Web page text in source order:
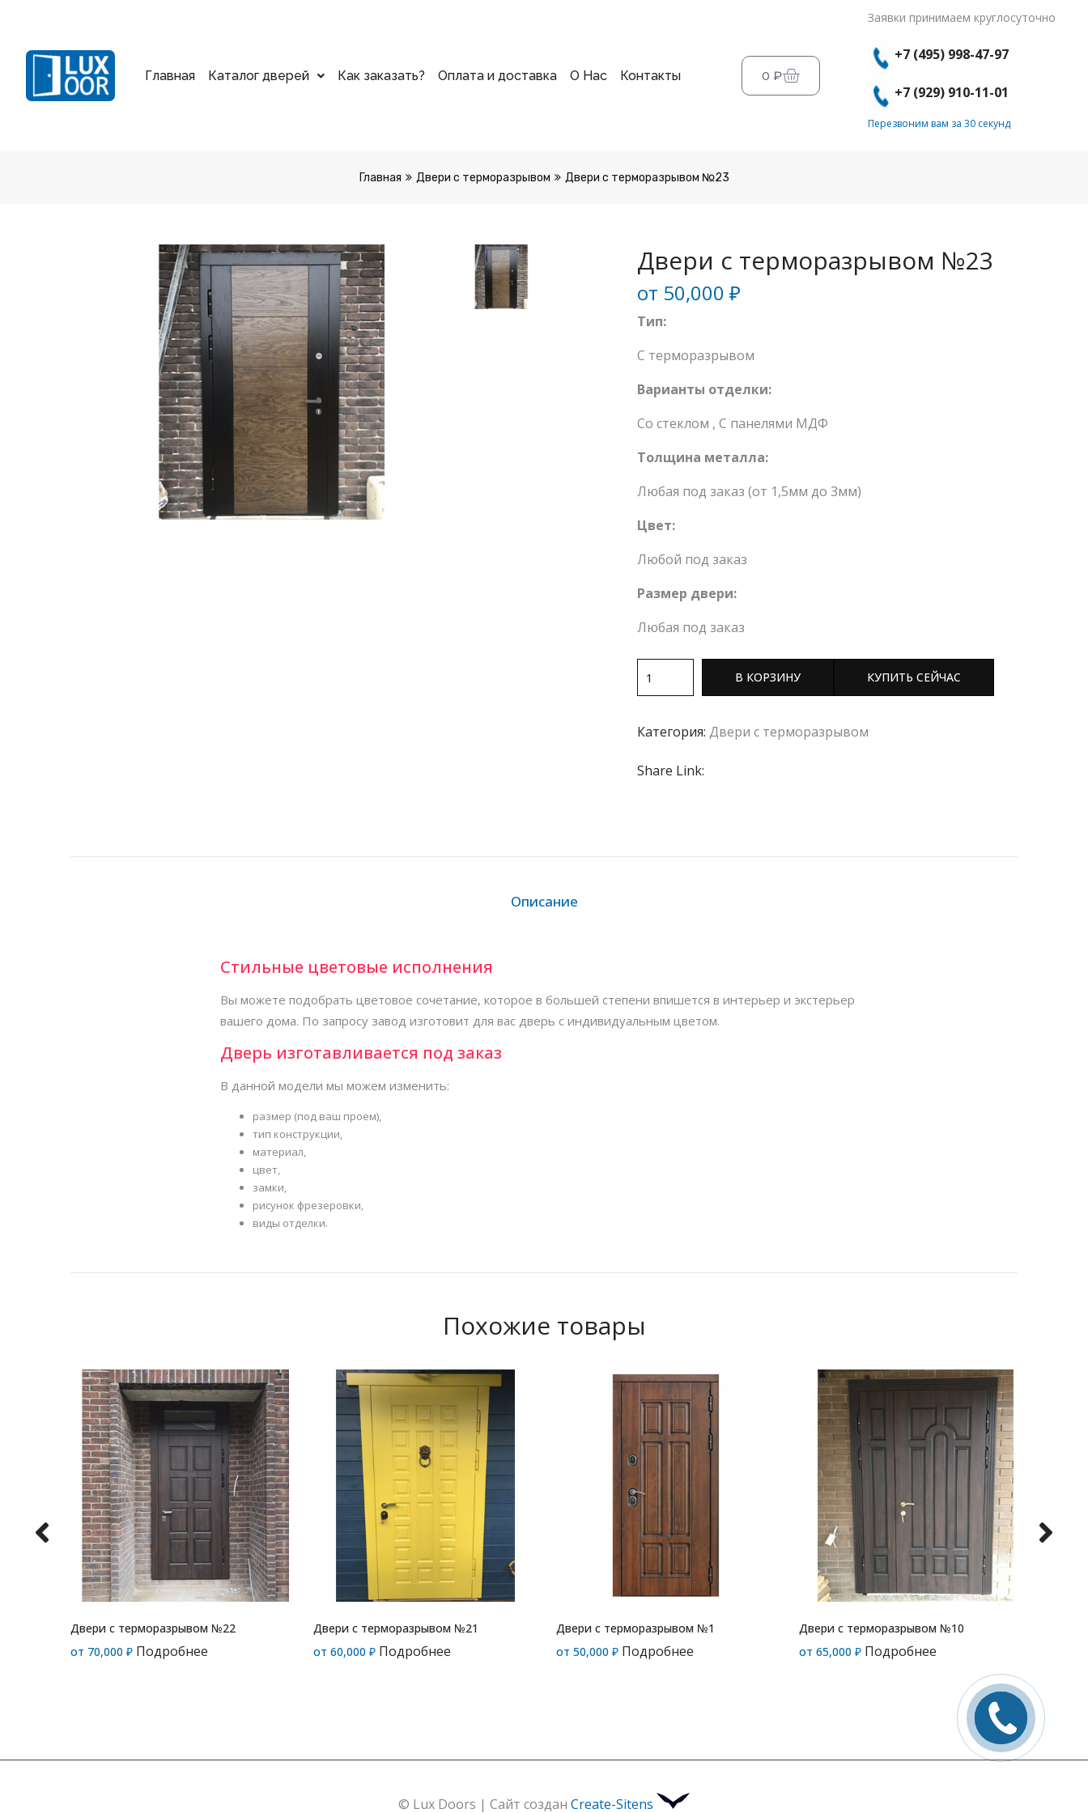
Главная Каталог дверей Как заказать? Оплата и доставка О Нас Контакты 0 ₽
Заявки принимаем круглосуточно
+7 (495) 998-47-97
+7 (929) 910-11-01
Перезвоним вам за 30 секунд
Главная Двери с терморазрывом Двери с терморазрывом №23
Двери с терморазрывом №23
от 50,000 ₽
Тип:
С терморазрывом
Варианты отделки:
Со стеклом , С панелями МДФ
Толщина металла:
Любая под заказ (от 1,5мм до 3мм)
Цвет:
Любой под заказ
Размер двери:
Любая под заказ
В КОРЗИНУ КУПИТЬ СЕЙЧАС
Категория: Двери с терморазрывом
Share Link:
Описание
Стильные цветовые исполнения
Вы можете подобрать цветовое сочетание, которое в большей степени впишется в интерьер и экстерьер
вашего дома. По запросу завод изготовит для вас дверь с индивидуальным цветом.
Дверь изготавливается под заказ
В данной модели мы можем изменить:
размер (под ваш проем),
тип конструкции,
материал,
цвет,
замки,
рисунок фрезеровки,
виды отделки.
Похожие товары
Двери с терморазрывом №22
от 70,000 ₽ Подробнее
Двери с терморазрывом №21
от 60,000 ₽ Подробнее
Двери с терморазрывом №1
от 50,000 ₽ Подробнее
Двери с терморазрывом №10
от 65,000 ₽ Подробнее
© Lux Doors | Сайт создан Create-Sitens
Заказать
звонок